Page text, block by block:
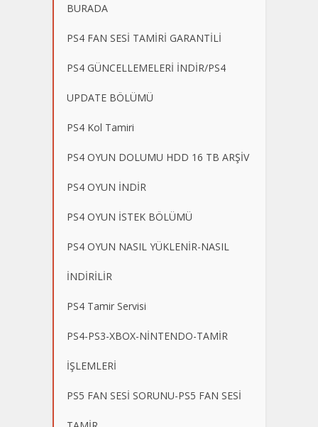
BURADA
PS4 FAN SESİ TAMİRİ GARANTİLİ
PS4 GÜNCELLEMELERİ İNDİR/PS4
UPDATE BÖLÜMÜ
PS4 Kol Tamiri
PS4 OYUN DOLUMU HDD 16 TB ARŞİV
PS4 OYUN İNDİR
PS4 OYUN İSTEK BÖLÜMÜ
PS4 OYUN NASIL YÜKLENİR-NASIL
İNDİRİLİR
PS4 Tamir Servisi
PS4-PS3-XBOX-NİNTENDO-TAMİR
İŞLEMLERİ
PS5 FAN SESİ SORUNU-PS5 FAN SESİ